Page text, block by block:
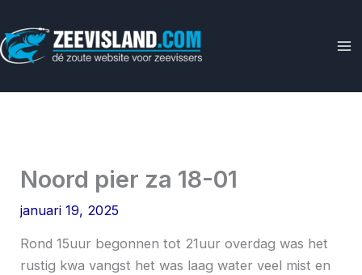
naar
de
Noord pier za 18-01
januari 19, 2025
Rond 15uur begonnen tot 21uur overdag was het
rustig kwa vangst het was laag water veel mist en